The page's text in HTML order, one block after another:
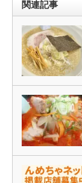
関連記事